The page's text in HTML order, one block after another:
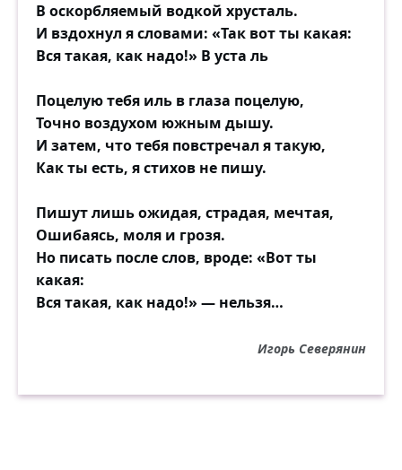
В оскорбляемый водкой хрусталь.
И вздохнул я словами: «Так вот ты какая:
Вся такая, как надо!» В уста ль
Поцелую тебя иль в глаза поцелую,
Точно воздухом южным дышу.
И затем, что тебя повстречал я такую,
Как ты есть, я стихов не пишу.
Пишут лишь ожидая, страдая, мечтая,
Ошибаясь, моля и грозя.
Но писать после слов, вроде: «Вот ты
какая:
Вся такая, как надо!» — нельзя…
Игорь Северянин